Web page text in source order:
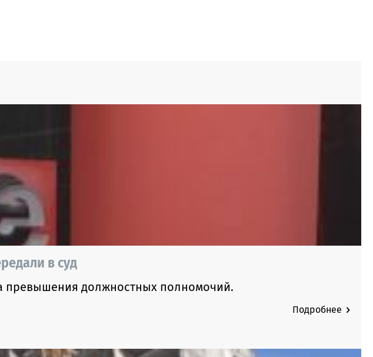
в суд
превышения должностных полномочий.
Подробнее